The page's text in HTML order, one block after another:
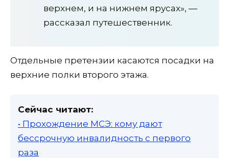
верхнем, и на нижнем ярусах», —
рассказал путешественник.
Отдельные претензии касаются посадки на
верхние полки второго этажа.
Сейчас читают:
• Прохождение МСЭ: кому дают
бессрочную инвалидность с первого
раза